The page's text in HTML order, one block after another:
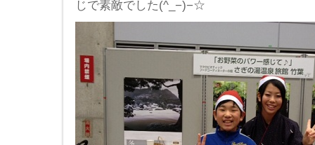
じで素敵でした(^_−)−☆